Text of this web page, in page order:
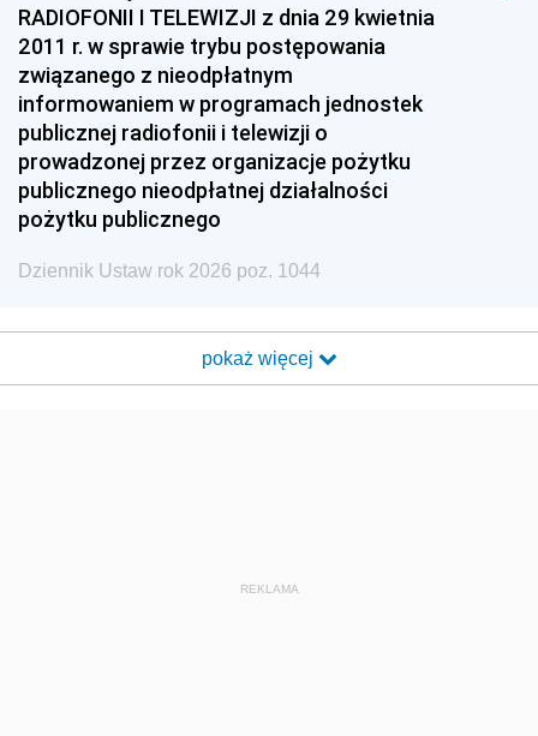
RADIOFONII I TELEWIZJI z dnia 29 kwietnia
2011 r. w sprawie trybu postępowania
związanego z nieodpłatnym
informowaniem w programach jednostek
publicznej radiofonii i telewizji o
prowadzonej przez organizacje pożytku
publicznego nieodpłatnej działalności
pożytku publicznego
Dziennik Ustaw rok 2026 poz. 1044
pokaż więcej
REKLAMA